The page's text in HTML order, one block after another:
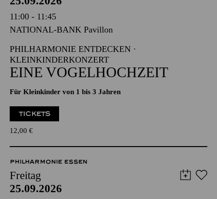
11:00 - 11:45
NATIONAL-BANK Pavillon
PHILHARMONIE ENTDECKEN ·
KLEINKINDERKONZERT
EINE VOGELHOCHZEIT
Für Kleinkinder von 1 bis 3 Jahren
TICKETS
12,00 €
PHILHARMONIE ESSEN
Freitag
25.09.2026